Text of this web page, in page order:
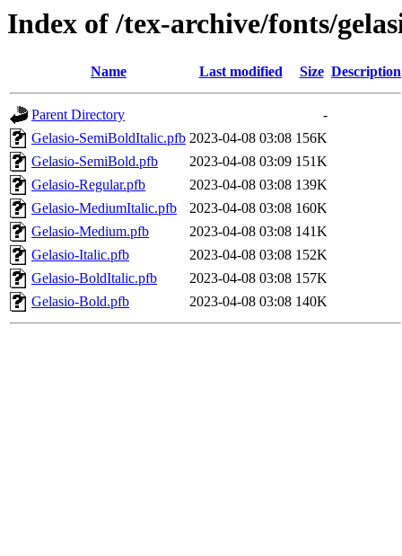
Index of /tex-archive/fonts/
Name Last modified Size Description
Parent Directory
-
Gelasio-SemiBoldItalic.pfb 2023-04-08 03:08 156K
Gelasio-SemiBold.pfb
2023-04-08 03:09 151K
Gelasio-Regular.pfb
2023-04-08 03:08 139K
Gelasio-MediumItalic.pfb
2023-04-08 03:08 160K
Gelasio-Medium.pfb
2023-04-08 03:08 141K
Gelasio-Italic.pfb
2023-04-08 03:08 152K
Gelasio-BoldItalic.pfb
2023-04-08 03:08 157K
Gelasio-Bold.pfb
2023-04-08 03:08 140K